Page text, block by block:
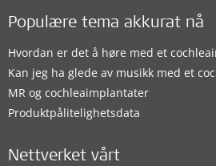
Populære tema akkurat nå
Hvordan er det å høre med et
Kan jeg ha glede av musikk med et
MR og cochleaimplantater
Produktpålitelighetsdata
Nettverket vårt